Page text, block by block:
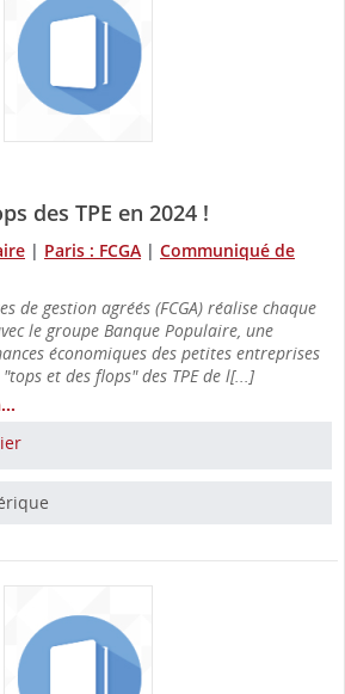
des TPE en 2024 !
| Paris : FCGA | Communiqué de
de gestion agréés (FCGA) réalise chaque
le groupe Banque Populaire, une
économiques des petites entreprises
et des flops" des TPE de l[...]